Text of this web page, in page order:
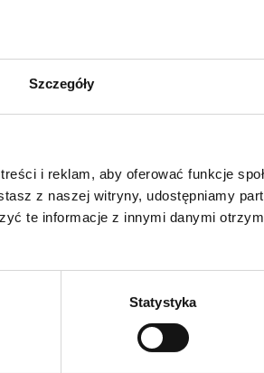
Szczegóły
i reklam, aby oferować funkcje
z naszej witryny, udostępniamy
te informacje z innymi danymi
Statystyka
Opinie
Brak opinii
Jeszcze
W